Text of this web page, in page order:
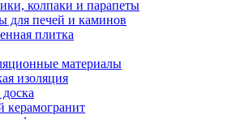
колпаки и парапеты
для печей и каминов
плитка
материалы
изоляция
керамогранит